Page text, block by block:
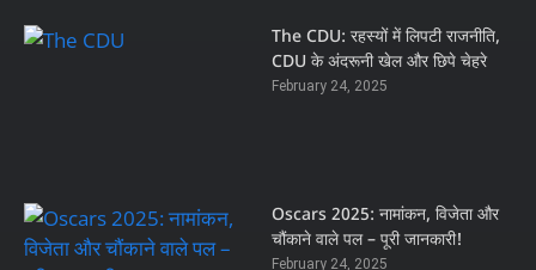
The CDU: रहस्यों में लिपटी राजनीति,
CDU के अंदरूनी खेल और छिपे चेहरे
February 24, 2025
Oscars 2025: नामांकन, विजेता और
चौंकाने वाले पल – पूरी जानकारी!
February 24, 2025